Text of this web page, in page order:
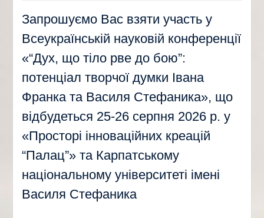
Запрошуємо Вас взяти участь у
Всеукраїнській науковій конференції
«“Дух, що тіло рве до бою”:
потенціал творчої думки Івана
Франка та Василя Стефаника», що
відбудеться 25-26 серпня 2026 р. у
«Просторі інноваційних креацій
“Палац”» та Карпатському
національному університеті імені
Василя Стефаника